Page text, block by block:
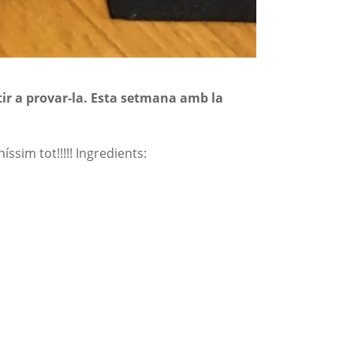
a provar-la. Esta setmana amb la
tot!!!!! Ingredients: